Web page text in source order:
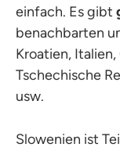
einfach. Es gibt
benachbarten
Kroatien,
Tschechische
usw.
Slowenien ist